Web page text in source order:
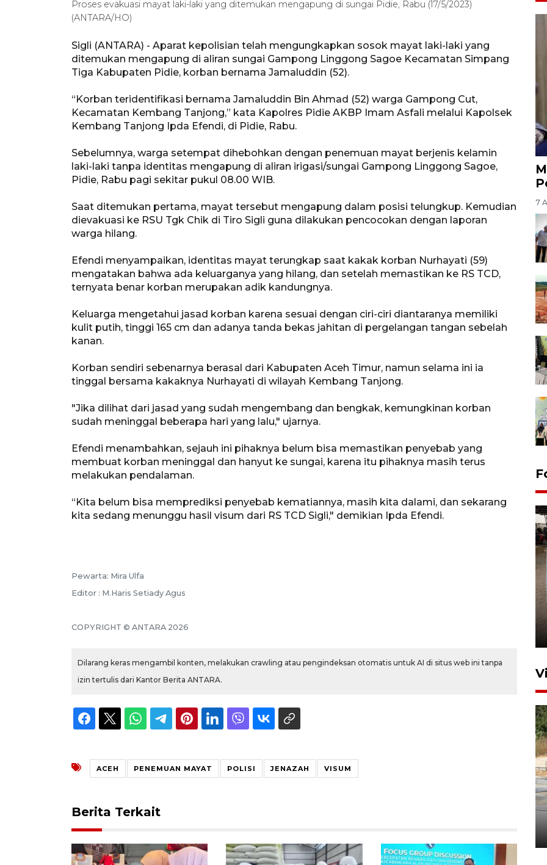
Proses evakuasi mayat laki-laki yang ditemukan mengapung di sungai Pidie, Rabu (17/5/2023)
(ANTARA/HO)
Sigli (ANTARA) - Aparat kepolisian telah mengungkapkan sosok mayat laki-laki yang
ditemukan mengapung di aliran sungai Gampong Linggong Sagoe Kecamatan Simpang
Tiga Kabupaten Pidie, korban bernama Jamaluddin (52).
“Korban teridentifikasi bernama Jamaluddin Bin Ahmad (52) warga Gampong Cut,
Kecamatan Kembang Tanjong,” kata Kapolres Pidie AKBP Imam Asfali melalui Kapolsek
Kembang Tanjong Ipda Efendi, di Pidie, Rabu.
Sebelumnya, warga setempat dihebohkan dengan penemuan mayat berjenis kelamin
laki-laki tanpa identitas mengapung di aliran irigasi/sungai Gampong Linggong Sagoe,
Pidie, Rabu pagi sekitar pukul 08.00 WIB.
Saat ditemukan pertama, mayat tersebut mengapung dalam posisi telungkup. Kemudian
dievakuasi ke RSU Tgk Chik di Tiro Sigli guna dilakukan pencocokan dengan laporan
warga hilang.
Efendi menyampaikan, identitas mayat terungkap saat kakak korban Nurhayati (59)
mengatakan bahwa ada keluarganya yang hilang, dan setelah memastikan ke RS TCD,
ternyata benar korban merupakan adik kandungnya.
Keluarga mengetahui jasad korban karena sesuai dengan ciri-ciri diantaranya memiliki
kulit putih, tinggi 165 cm dan adanya tanda bekas jahitan di pergelangan tangan sebelah
kanan.
Korban sendiri sebenarnya berasal dari Kabupaten Aceh Timur, namun selama ini ia
tinggal bersama kakaknya Nurhayati di wilayah Kembang Tanjong.
"Jika dilihat dari jasad yang sudah mengembang dan bengkak, kemungkinan korban
sudah meninggal beberapa hari yang lalu," ujarnya.
Efendi menambahkan, sejauh ini pihaknya belum bisa memastikan penyebab yang
membuat korban meninggal dan hanyut ke sungai, karena itu pihaknya masih terus
melakukan pendalaman.
“Kita belum bisa memprediksi penyebab kematiannya, masih kita dalami, dan sekarang
kita sedang menunggu hasil visum dari RS TCD Sigli," demikian Ipda Efendi.
Pewarta: Mira Ulfa
Editor : M.Haris Setiady Agus
COPYRIGHT © ANTARA 2026
Dilarang keras mengambil konten, melakukan crawling atau pengindeksan otomatis untuk AI di situs web ini tanpa
izin tertulis dari Kantor Berita ANTARA.
ACEH PENEMUAN MAYAT POLISI JENAZAH VISUM
Berita Terkait
7